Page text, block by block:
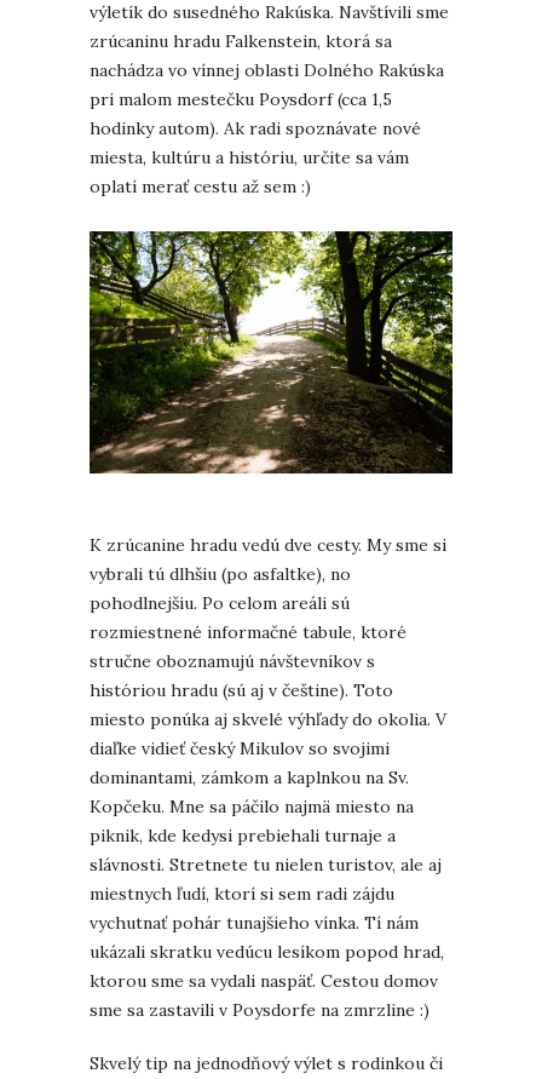
výletík do susedného Rakúska. Navštívili sme
zrúcaninu hradu Falkenstein, ktorá sa
nachádza vo vínnej oblasti Dolného Rakúska
pri malom mestečku Poysdorf (cca 1,5
hodinky autom). Ak radi spoznávate nové
miesta, kultúru a históriu, určite sa vám
oplatí merať cestu až sem :)
K zrúcanine hradu vedú dve cesty. My sme si
vybrali tú dlhšiu (po asfaltke), no
pohodlnejšiu. Po celom areáli sú
rozmiestnené informačné tabule, ktoré
stručne oboznamujú návštevníkov s
históriou hradu (sú aj v češtine). Toto
miesto ponúka aj skvelé výhľady do okolia. V
diaľke vidieť český Mikulov so svojimi
dominantami, zámkom a kaplnkou na Sv.
Kopčeku. Mne sa páčilo najmä miesto na
piknik, kde kedysi prebiehali turnaje a
slávnosti. Stretnete tu nielen turistov, ale aj
miestnych ľudí, ktorí si sem radi zájdu
vychutnať pohár tunajšieho vínka. Tí nám
ukázali skratku vedúcu lesíkom popod hrad,
ktorou sme sa vydali naspäť. Cestou domov
sme sa zastavili v Poysdorfe na zmrzline :)
Skvelý tip na jednodňový výlet s rodinkou či